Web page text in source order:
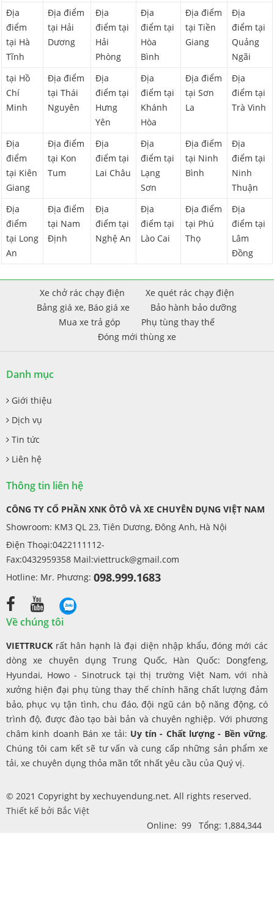
Địa
điểm
tại Hà
Tĩnh
Địa điểm
tại Hải
Dương
Địa
điểm tại
Hải
Phòng
Địa
điểm tại
Hòa
Bình
Địa điểm
tại Tiền
Giang
Địa
điểm tại
Quảng
Ngãi
tại Hồ
Chí
Minh
Địa điểm
tại Thái
Nguyên
Địa
điểm tại
Hưng
Yên
Địa
điểm tại
Khánh
Hòa
Địa điểm
tại Sơn
La
Địa
điểm tại
Trà Vinh
Địa
điểm
tại Kiên
Giang
Địa điểm
tại Kon
Tum
Địa
điểm tại
Lai Châu
Địa
điểm tại
Lạng
Sơn
Địa điểm
tại Ninh
Bình
Địa
điểm tại
Ninh
Thuận
Địa
điểm
tại Long
An
Địa điểm
tại Nam
Định
Địa
điểm tại
Nghệ An
Địa
điểm tại
Lào Cai
Địa điểm
tại Phú
Thọ
Địa
điểm tại
Lâm
Đồng
Xe chở rác chạy điện
Xe quét rác chạy điện
Bảng giá xe, Báo giá xe
Bảo hành bảo dưỡng
Mua xe trả góp
Phụ tùng thay thế
Đóng mới thùng xe
Danh mục
Giới thiệu
Dịch vụ
Tin tức
Liên hệ
Thông tin liên hệ
CÔNG TY CỔ PHẦN XNK ÔTÔ VÀ XE CHUYÊN DỤNG VIỆT NAM
Showroom: KM3 QL 23, Tiên Dương, Đông Anh, Hà Nội
Điện Thoại:0422111112-
Fax:0432959358 Mail:viettruck@gmail.com
Hotline: Mr. Phương: 098.999.1683
Về chúng tôi
VIETTRUCK rất hân hạnh là đại diện nhập khẩu, đóng mới các
dòng xe chuyên dụng Trung Quốc, Hàn Quốc: Dongfeng,
Hyundai, Howo - Sinotruck tại thị trường Việt Nam, với nhà
xưởng hiện đại phụ tùng thay thế chính hãng chất lượng đảm
bảo, phục vụ tận tình, chu đáo, đội ngũ cán bộ năng động, có
trình độ, được đào tạo bài bản và chuyên nghiệp. Với phương
châm kinh doanh Bán xe tải: Uy tín - Chất lượng - Bền vững.
Chúng tôi cam kết sẽ tư vấn và cung cấp những sản phẩm xe
tải, xe chuyên dụng thỏa mãn tốt nhất yêu cầu của Quý vị.
© 2021 Copyright by xechuyendung.net. All rights reserved.
Thiết kế bởi Bắc Việt
Online: 99 Tổng: 1,884,344